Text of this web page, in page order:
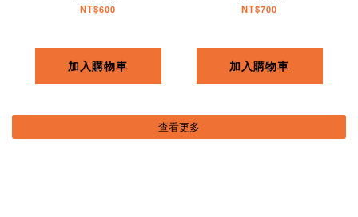
NT$600
加入購物車
NT$700
加入購物車
查看更多